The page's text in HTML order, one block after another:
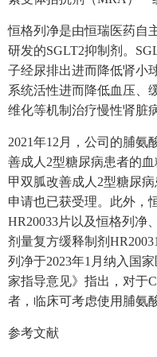
恒格列净是由恒瑞医药自
研发的SGLT2抑制剂。
子经尿排出进而降低肾小
系统活性进而降低血压、
维化等机制治疗慢性肾脏病
2021年12月，公司的脯氨
善成人2型糖尿病患者的
甲双胍改善成人2型糖尿
申请也已获受理。此外，
HR20033片以及恒格列净
剂量复方缓释制剂
列净于2023年1月纳入国
家指导意见》指出，对于
者，临床可考虑使用脯氨
参考文献